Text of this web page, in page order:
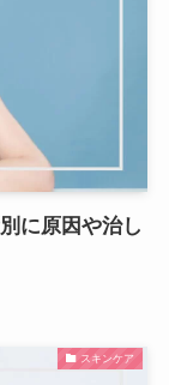
に原因や治し
スキンケア